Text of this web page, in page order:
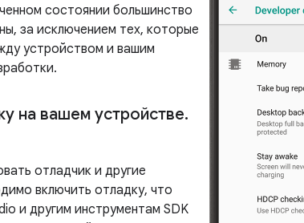
состоянии большинство
за исключением тех, которые
устройством и вашим
на вашем устройстве.
отладчик и другие
включить отладку, что
и другим инструментам SDK